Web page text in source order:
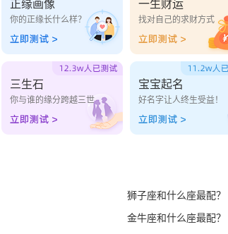
正缘画像
你的正缘长什么样？
一生财运
找对自己的求财方式
三生石
你与谁的缘分跨越三世
宝宝起名
好名字让人终生受益！
狮子座和什么座最配？
金牛座和什么座最配？